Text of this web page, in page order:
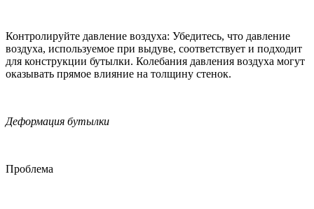
Контролируйте давление воздуха: Убедитесь, что давление
воздуха, используемое при выдуве, соответствует и подходит
для конструкции бутылки. Колебания давления воздуха могут
оказывать прямое влияние на толщину стенок.
Деформация бутылки
Проблема